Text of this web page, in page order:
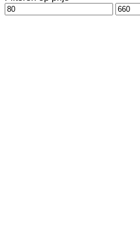
Min.
prijs
Max.
prijs